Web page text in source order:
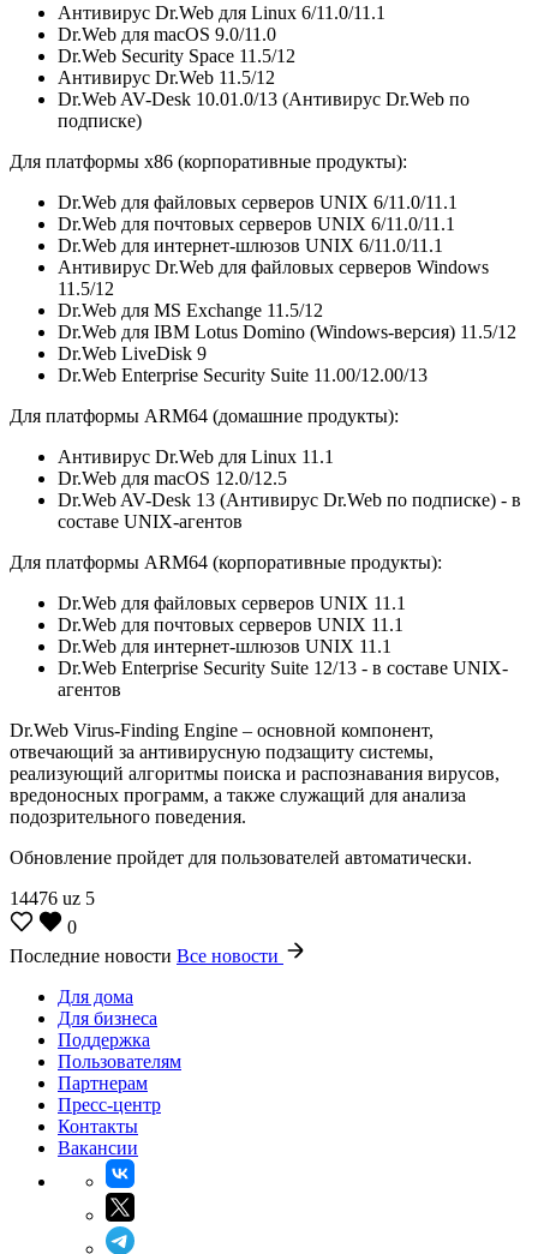
Антивирус Dr.Web для Linux 6/11.0/11.1
Dr.Web для macOS 9.0/11.0
Dr.Web Security Space 11.5/12
Антивирус Dr.Web 11.5/12
Dr.Web AV-Desk 10.01.0/13 (Антивирус Dr.Web по
подписке)
Для платформы х86 (корпоративные продукты):
Dr.Web для файловых серверов UNIX 6/11.0/11.1
Dr.Web для почтовых серверов UNIX 6/11.0/11.1
Dr.Web для интернет-шлюзов UNIX 6/11.0/11.1
Антивирус Dr.Web для файловых серверов Windows
11.5/12
Dr.Web для MS Exchange 11.5/12
Dr.Web для IBM Lotus Domino (Windows-версия) 11.5/12
Dr.Web LiveDisk 9
Dr.Web Enterprise Security Suite 11.00/12.00/13
Для платформы ARM64 (домашние продукты):
Антивирус Dr.Web для Linux 11.1
Dr.Web для macOS 12.0/12.5
Dr.Web AV-Desk 13 (Антивирус Dr.Web по подписке) - в
составе UNIX-агентов
Для платформы ARM64 (корпоративные продукты):
Dr.Web для файловых серверов UNIX 11.1
Dr.Web для почтовых серверов UNIX 11.1
Dr.Web для интернет-шлюзов UNIX 11.1
Dr.Web Enterprise Security Suite 12/13 - в составе UNIX-
агентов
Dr.Web Virus-Finding Engine – основной компонент,
отвечающий за антивирусную подзащиту системы,
реализующий алгоритмы поиска и распознавания вирусов,
вредоносных программ, а также служащий для анализа
подозрительного поведения.
Обновление пройдет для пользователей автоматически.
14476 uz 5
0
Последние новости Все новости
Для дома
Для бизнеса
Поддержка
Пользователям
Партнерам
Пресс-центр
Контакты
Вакансии